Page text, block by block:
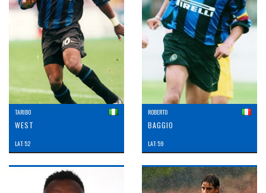
TARIBO
WEST
LAT: 52
ROBERTO
BAGGIO
LAT: 59